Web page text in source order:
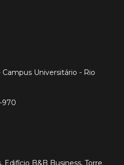
Universitário - Rio
970
Edifício B&B Business, Torre